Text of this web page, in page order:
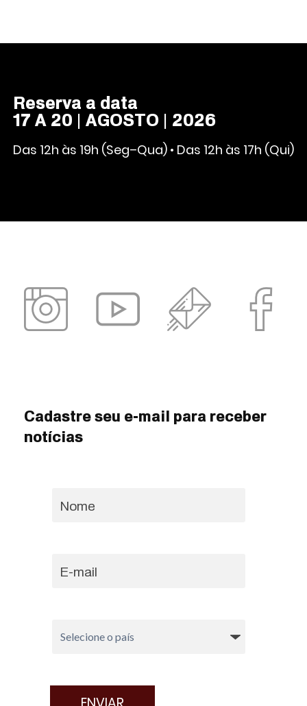
Reserva a data
17 A 20 | AGOSTO | 2026
Das 12h às 19h (Seg–Qua) • Das 12h às 17h (Qui)
Cadastre seu e-mail para receber
notícias